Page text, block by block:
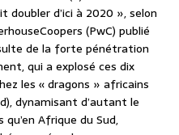
doubler d’ici à 2020 », selon
(PwC) publié
de la forte pénétration
qui a explosé ces dix
les « dragons » africains
dynamisant d’autant le
Afrique du Sud,